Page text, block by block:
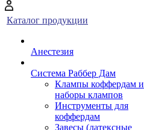
Каталог продукции
Анестезия
Система Раббер Дам
Клампы коффердам и
наборы клампов
Инструменты для
коффердам
Завесы (латексные